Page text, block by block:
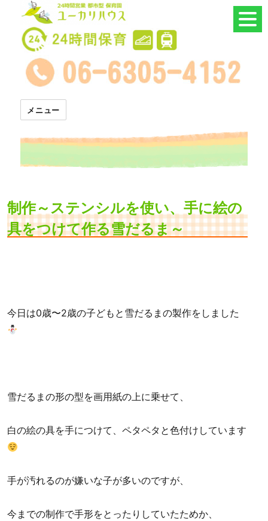
24時間託児所 ユーカリハウス
メニュー
制作～ステンシルを使い、手に絵の
具をつけて作る雪だるま～
今日は0歳〜2歳の子どもと雪だるまの製作をしました
雪だるまの形の型を画用紙の上に乗せて、
白の絵の具を手につけて、ペタペタと色付けしています
手が汚れるのが嫌いな子が多いのですが、
今までの制作で手形をとったりしていたためか、